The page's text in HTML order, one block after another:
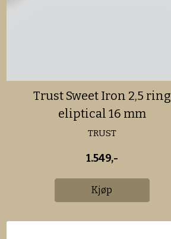
Trust Sweet Iron 2,5 ring
eliptical 16 mm
TRUST
1.549,-
Kjøp